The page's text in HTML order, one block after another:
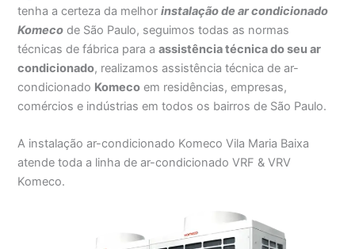
tenha a certeza da melhorinstalaçãode ar condicionado
Komeco de São Paulo, seguimos todas as normas
técnicas de fábrica para aassistência técnica do seu ar
condicionado, realizamos assistência técnica de ar-
condicionado Komeco em residências, empresas,
comércios e indústrias em todos os bairros de São Paulo.
A instalação ar-condicionado Komeco Vila Maria Baixa
atende toda a linha de ar-condicionado VRF & VRV
Komeco.